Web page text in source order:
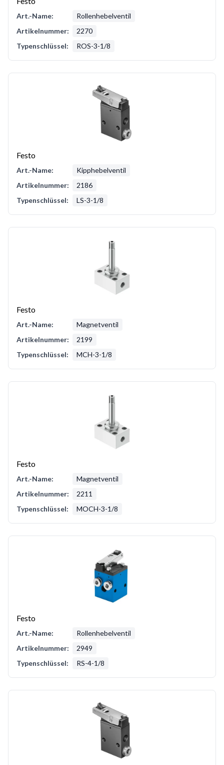
Art.-Name:
Rollenhebelventil
Artikelnummer:
2270
Typenschlüssel:
ROS-3-1/8
Festo
Art.-Name:
Kipphebelventil
Artikelnummer:
2186
Typenschlüssel:
LS-3-1/8
Festo
Art.-Name:
Magnetventil
Artikelnummer:
2199
Typenschlüssel:
MCH-3-1/8
Festo
Art.-Name:
Magnetventil
Artikelnummer:
2211
Typenschlüssel:
MOCH-3-1/8
Festo
Art.-Name:
Rollenhebelventil
Artikelnummer:
2949
Typenschlüssel:
RS-4-1/8